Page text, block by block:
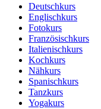
Deutschkurs
Englischkurs
Fotokurs
Französischkurs
Italienischkurs
Kochkurs
Nähkurs
Spanischkurs
Tanzkurs
Yogakurs